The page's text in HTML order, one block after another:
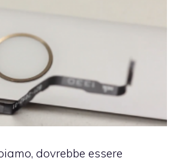
dovrebbe essere